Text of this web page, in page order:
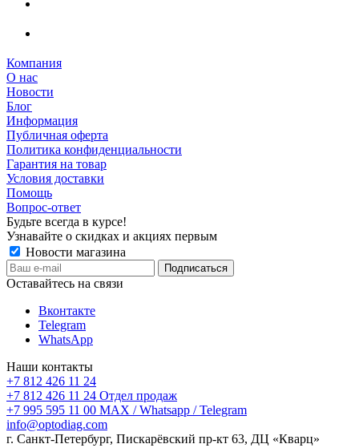
Компания
О нас
Новости
Блог
Информация
Публичная оферта
Политика конфиденциальности
Гарантия на товар
Условия доставки
Помощь
Вопрос-ответ
Будьте всегда в курсе!
Узнавайте о скидках и акциях первым
Новости магазина
Оставайтесь на связи
Вконтакте
Telegram
WhatsApp
Наши контакты
+7 812 426 11 24
+7 812 426 11 24 Отдел продаж
+7 995 595 11 00 MAX / Whatsapp / Telegram
info@optodiag.com
г. Санкт-Петербург, Пискарёвский пр-кт 63, ДЦ «Кварц»